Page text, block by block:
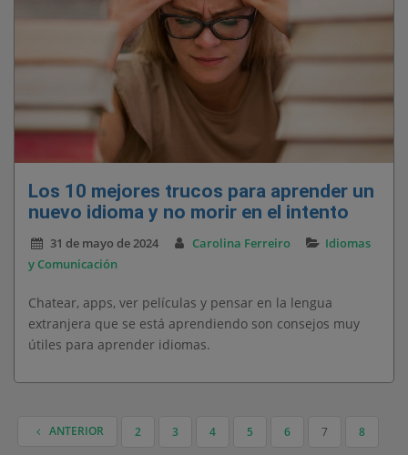
Los 10 mejores trucos para aprender un
nuevo idioma y no morir en el intento
31 de mayo de 2024 Carolina Ferreiro
Idiomas
y Comunicación
Chatear, apps, ver películas y pensar en la lengua
extranjera que se está aprendiendo son consejos muy
útiles para aprender idiomas.
NAVEGACIÓN DE ENTRADAS
ANTERIOR 2 3 4 5 6 7 8